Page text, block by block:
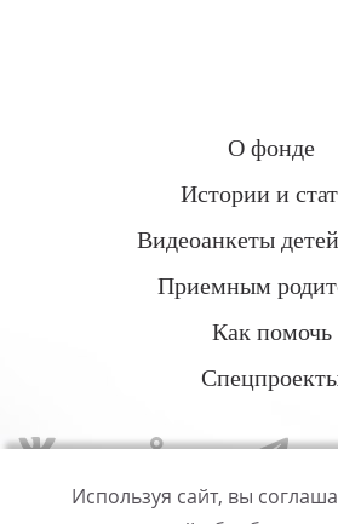
О фонде
Истории и
Видеоанкеты
Приемным
Как помочь
Используя сайт, вы